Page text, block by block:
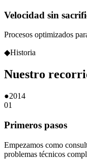
Velocidad sin
Procesos optimizados
◆Historia
Nuestro
●2014
01
Primeros pasos
Empezamos como
problemas técnicos